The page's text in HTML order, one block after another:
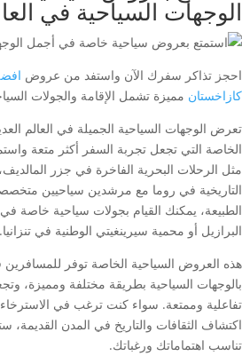
الوجهات السياحية في
احجز تذاكر سفرك الآن واستفد من عروض
كازاخستان مميزة تشمل الإقامة والجولات
تعرض الوجهات السياحية الجميلة في العالم
الخاصة التي تجعل تجربة السفر أكثر متعة
مثل الرحلات البحرية الفاخرة في جزر
التاريخية في روما مع مرشدين سياحيين
الطبيعة، يمكنك القيام بجولات سياحية خاصة
البرازيل أو محمية سيرينغيتي الوطنية في تنزانيا.
هذه العروض السياحية الخاصة توفر للمسافرين
بالوجهات السياحية بطريقة مختلفة ومميزة،
تفاعلية وممتعة. سواء كنت ترغب في
اكتشاف الثقافات والتاريخ في المدن
تناسب اهتماماتك ورغباتك.